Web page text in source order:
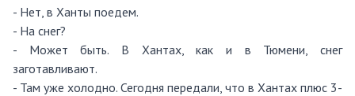
- Нет, в Ханты поедем.
- На снег?
- Может быть. В Хантах, как и в Тюмени, снег
заготавливают.
- Там уже холодно. Сегодня передали, что в Хантах плюс 3-